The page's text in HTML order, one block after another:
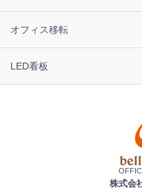
オフィス移転
LED看板
株式会